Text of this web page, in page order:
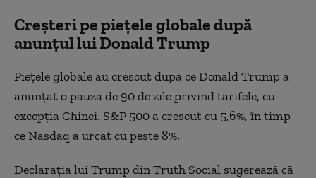
Creșteri pe piețele globale după
anunțul lui Donald Trump
Piețele globale au crescut după ce Donald Trump a
anunțat o pauză de 90 de zile privind tarifele, cu
excepția Chinei. S&P 500 a crescut cu 5,6%, în timp
ce Nasdaq a urcat cu peste 8%.
Declarația lui Trump din Truth Social sugerează că